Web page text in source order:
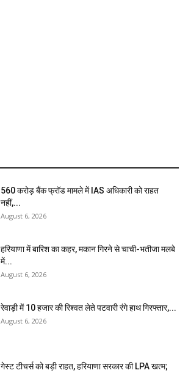
₹560 करोड़ बैंक फ्रॉड मामले में IAS अधिकारी को राहत
नहीं,...
August 6, 2026
हरियाणा में बारिश का कहर, मकान गिरने से चाची-भतीजा मलबे
में...
August 6, 2026
रेवाड़ी में 10 हजार की रिश्वत लेते पटवारी रंगे हाथ गिरफ्तार,...
August 6, 2026
गेस्ट टीचर्स को बड़ी राहत, हरियाणा सरकार की LPA खत्म;